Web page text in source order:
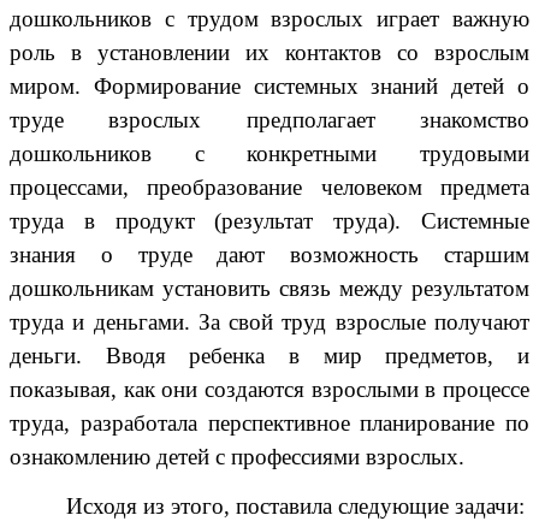
дошкольников с трудом взрослых играет важную
роль в установлении их контактов со взрослым
миром. Формирование системных знаний детей о
труде взрослых предполагает знакомство
дошкольников с конкретными трудовыми
процессами, преобразование человеком предмета
труда в продукт (результат труда). Системные
знания о труде дают возможность старшим
дошкольникам установить связь между результатом
труда и деньгами. За свой труд взрослые получают
деньги. Вводя ребенка в мир предметов, и
показывая, как они создаются взрослыми в процессе
труда, разработала перспективное планирование по
ознакомлению детей с профессиями взрослых.
Исходя из этого, поставила следующие задачи: